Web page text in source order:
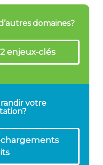
domaines?
enjeux-clés
votre